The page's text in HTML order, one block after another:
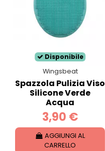
Disponibile
Wingsbeat
Spazzola Pulizia Viso
Silicone Verde
Acqua
3,90 €
AGGIUNGI AL
CARRELLO